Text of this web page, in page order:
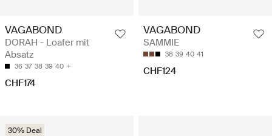
VAGABOND
DORAH - Loafer mit
Absatz
36 37 38 39 40
CHF174
VAGABOND
SAMMIE
38 39 40 41
CHF124
30% Deal